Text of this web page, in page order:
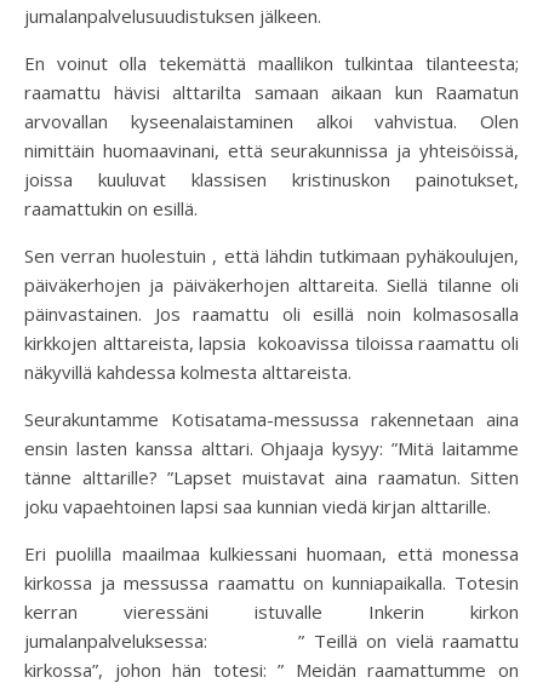
jumalanpalvelusuudistuksen jälkeen.
En voinut olla tekemättä maallikon tulkintaa tilanteesta;
raamattu hävisi alttarilta samaan aikaan kun Raamatun
arvovallan kyseenalaistaminen alkoi vahvistua. Olen
nimittäin huomaavinani, että seurakunnissa ja yhteisöissä,
joissa kuuluvat klassisen kristinuskon painotukset,
raamattukin on esillä.
Sen verran huolestuin , että lähdin tutkimaan pyhäkoulujen,
päiväkerhojen ja päiväkerhojen alttareita. Siellä tilanne oli
päinvastainen. Jos raamattu oli esillä noin kolmasosalla
kirkkojen alttareista, lapsia kokoavissa tiloissa raamattu oli
näkyvillä kahdessa kolmesta alttareista.
Seurakuntamme Kotisatama-messussa rakennetaan aina
ensin lasten kanssa alttari. Ohjaaja kysyy: ”Mitä laitamme
tänne alttarille? ”Lapset muistavat aina raamatun. Sitten
joku vapaehtoinen lapsi saa kunnian viedä kirjan alttarille.
Eri puolilla maailmaa kulkiessani huomaan, että monessa
kirkossa ja messussa raamattu on kunniapaikalla. Totesin
kerran vieressäni istuvalle Inkerin kirkon
jumalanpalveluksessa: ” Teillä on vielä raamattu
kirkossa”, johon hän totesi: ” Meidän raamattumme on